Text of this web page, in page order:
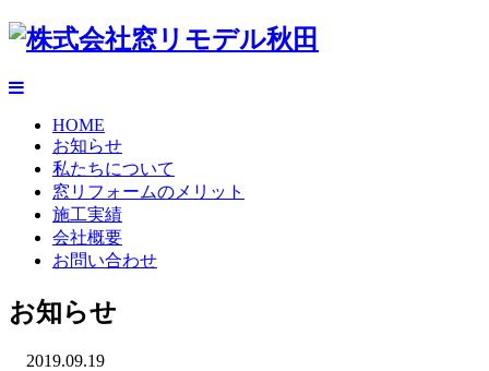
HOME
お知らせ
私たちについて
窓リフォームのメリット
施工実績
会社概要
お問い合わせ
お知らせ
2019.09.19